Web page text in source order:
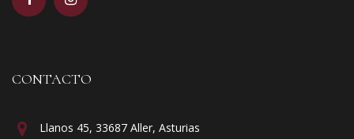
CONTACTO
Llanos 45, 33687 Aller, Asturias